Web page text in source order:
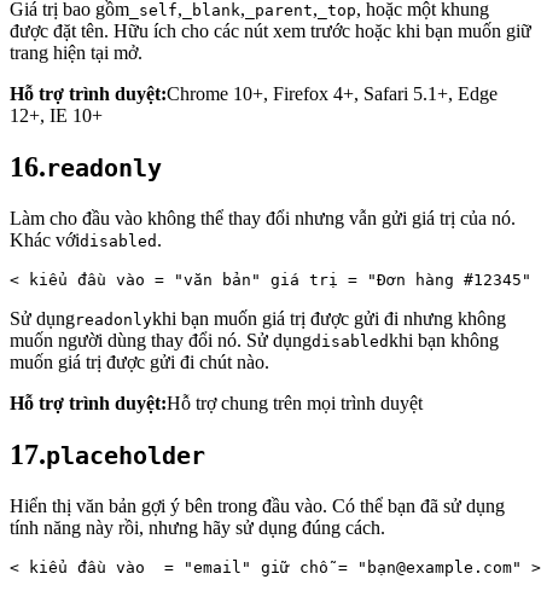
Giá trị bao gồm _self, _blank, _parent, _top, hoặc một khung
được đặt tên. Hữu ích cho các nút xem trước hoặc khi bạn muốn giữ
trang hiện tại mở.
Hỗ trợ trình duyệt:Chrome 10+, Firefox 4+, Safari 5.1+, Edge
12+, IE 10+
16.readonly
Làm cho đầu vào không thể thay đổi nhưng vẫn gửi giá trị của nó.
Khác vớidisabled .
< kiểu đầu vào = "văn bản" giá trị = "Đơn hàng #12345"
Sử dụngreadonlykhi bạn muốn giá trị được gửi đi nhưng không
muốn người dùng thay đổi nó. Sử dụngdisabledkhi bạn không
muốn giá trị được gửi đi chút nào.
Hỗ trợ trình duyệt:Hỗ trợ chung trên mọi trình duyệt
17.placeholder
Hiển thị văn bản gợi ý bên trong đầu vào. Có thể bạn đã sử dụng
tính năng này rồi, nhưng hãy sử dụng đúng cách.
< kiểu đầu vào = "email" giữ chỗ = "bạn@example.com" >